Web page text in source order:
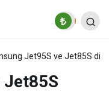
Jet95S ve Jet85S
Jet85S
ile Üretkenlik